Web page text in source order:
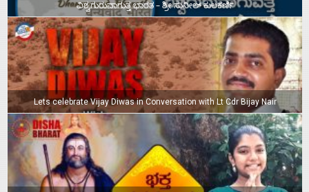
ವಿಶ್ವಗುರುವಾಗುತ್ತ ಭಾರತ – ಶ್ರೀ ಸುನೀಲ್‌ ಕುಲಕರ್ಣಿ
Lets celebrate Vijay Diwas in Conversation with Lt Cdr Bijay Nair